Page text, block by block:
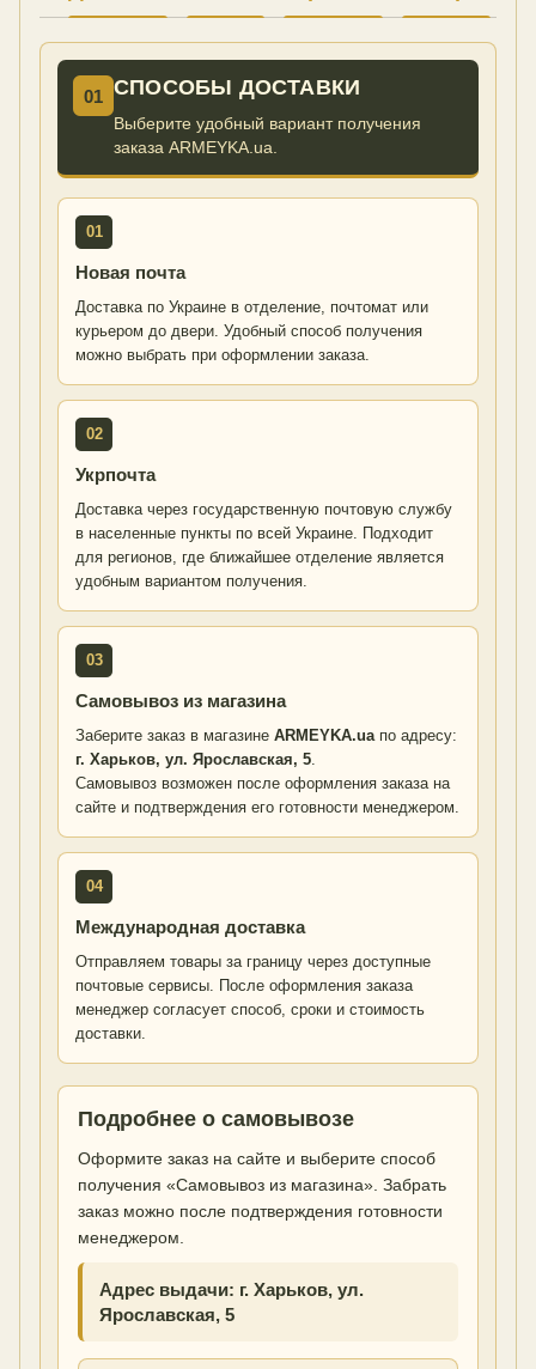
01 СПОСОБЫ ДОСТАВКИ
Выберите удобный вариант получения
заказа ARMEYKA.ua.
01
Новая почта
Доставка по Украине в отделение, почтомат или
курьером до двери. Удобный способ получения
можно выбрать при оформлении заказа.
02
Укрпочта
Доставка через государственную почтовую службу
в населенные пункты по всей Украине. Подходит
для регионов, где ближайшее отделение является
удобным вариантом получения.
03
Самовывоз из магазина
Заберите заказ в магазине ARMEYKA.ua по адресу:
г. Харьков, ул. Ярославская, 5
Самовывоз возможен после оформления заказа на
сайте и подтверждения его готовности менеджером.
04
Международная доставка
Отправляем товары за границу через доступные
почтовые сервисы. После оформления заказа
менеджер согласует способ, сроки и стоимость
доставки.
Подробнее о самовывозе
Оформите заказ на сайте и выберите способ
получения «Самовывоз из магазина». Забрать
заказ можно после подтверждения готовности
менеджером.
Адрес выдачи: г. Харьков, ул.
Ярославская, 5